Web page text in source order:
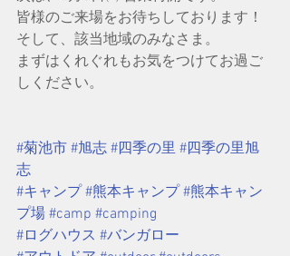
皆様のご来場をお待ちしております！
そして、該当地域のみなさま。
まずはくれぐれもお気をつけてお過ご
しください。
#菊池市 #旭志 #四季の里 #四季の里旭
志
#キャンプ #熊本キャンプ #熊本キャン
プ場 #camp #camping
#ログハウス #バンガロー